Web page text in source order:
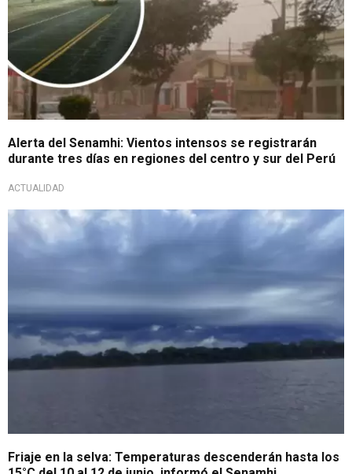
Alerta del Senamhi: Vientos intensos se registrarán
durante tres días en regiones del centro y sur del Perú
ACTUALIDAD
Bajas temperaturas
Friaje en la selva: Temperaturas descenderán hasta los